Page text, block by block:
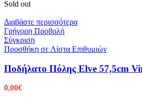
Sold out
Διαβάστε περισσότερα
Γρήγορη Προβολή
Σύγκριση
Προσθήκη σε Λίστα Επιθυμιών
Ποδήλατο Πόλης Elve 57,5cm
0,00€